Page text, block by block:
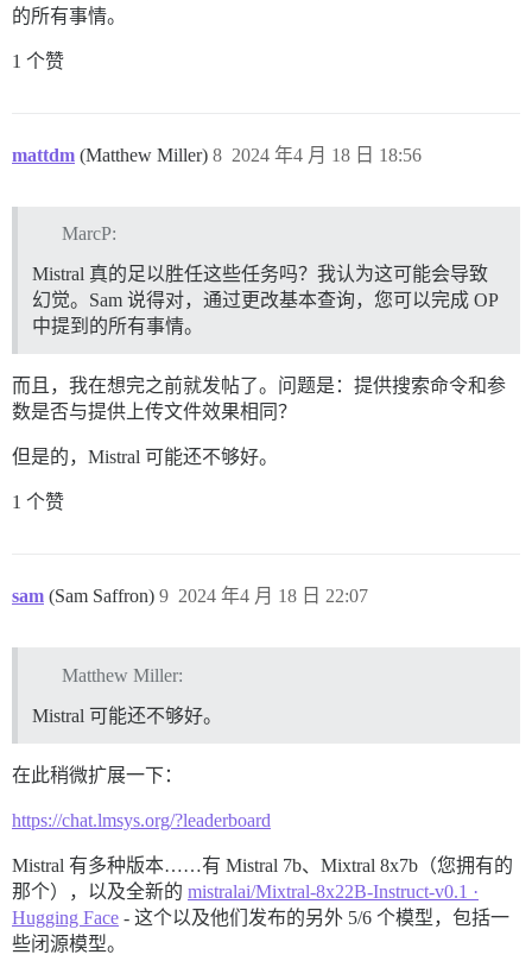
的所有事情。
1 个赞
mattdm (Matthew Miller) 2024 年4 月 18 日 18:56
8
MarcP:
Mistral 真的足以胜任这些任务吗？我认为这可能会导致
幻觉。Sam 说得对，通过更改基本查询，您可以完成 OP
中提到的所有事情。
而且，我在想完之前就发帖了。问题是：提供搜索命令和参
数是否与提供上传文件效果相同？
但是的，Mistral 可能还不够好。
1 个赞
sam (Sam Saffron) 2024 年4 月 18 日 22:07
9
Matthew Miller:
Mistral 可能还不够好。
在此稍微扩展一下：
https://chat.lmsys.org/?leaderboard
Mistral 有多种版本……有 Mistral 7b、Mixtral 8x7b（您拥有的
那个），以及全新的 mistralai/Mixtral-8x22B-Instruct-v0.1 ·
Hugging Face - 这个以及他们发布的另外 5/6 个模型，包括一
些闭源模型。